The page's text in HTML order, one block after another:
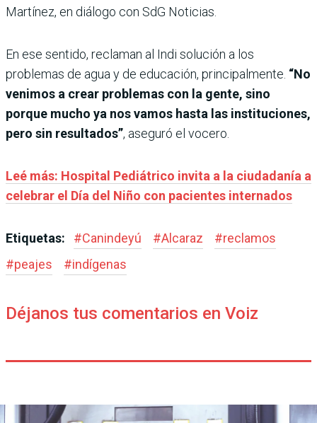
Martínez, en diálogo con SdG Noticias.
En ese sentido, reclaman al Indi solución a los
problemas de agua y de educación, principalmente. “No
venimos a crear problemas con la gente, sino
porque mucho ya nos vamos hasta las instituciones,
pero sin resultados”, aseguró el vocero.
Leé más: Hospital Pediátrico invita a la ciudadanía a
celebrar el Día del Niño con pacientes internados
Etiquetas: #Canindeyú #Alcaraz #reclamos
#peajes #indígenas
Déjanos tus comentarios en Voiz